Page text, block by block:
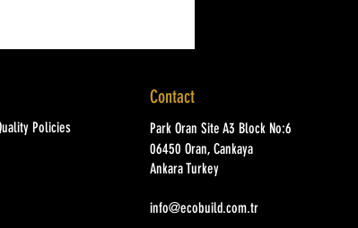
Policies
Contact
Park Oran Site A3 Block No:6
06450 Oran, Cankaya
Ankara Turkey
info@ecobuild.com.tr